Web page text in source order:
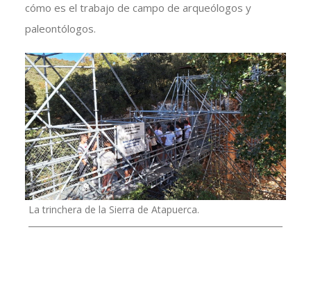
cómo es el trabajo de campo de arqueólogos y
paleontólogos.
La trinchera de la Sierra de Atapuerca.